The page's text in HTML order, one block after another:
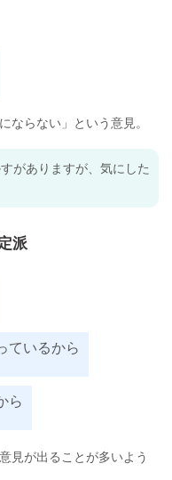
ならない」という意見。
がありますが、気にした
派
ているから
ら
見が出ることが多いよう